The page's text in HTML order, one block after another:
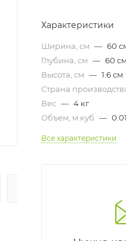
Характеристики
Ширина, см — 60
Глубина, см — 60 cм
Высота, см — 1.6 cм
Страна
Вес — 4 кг
Объем, м.куб —
Все характеристики